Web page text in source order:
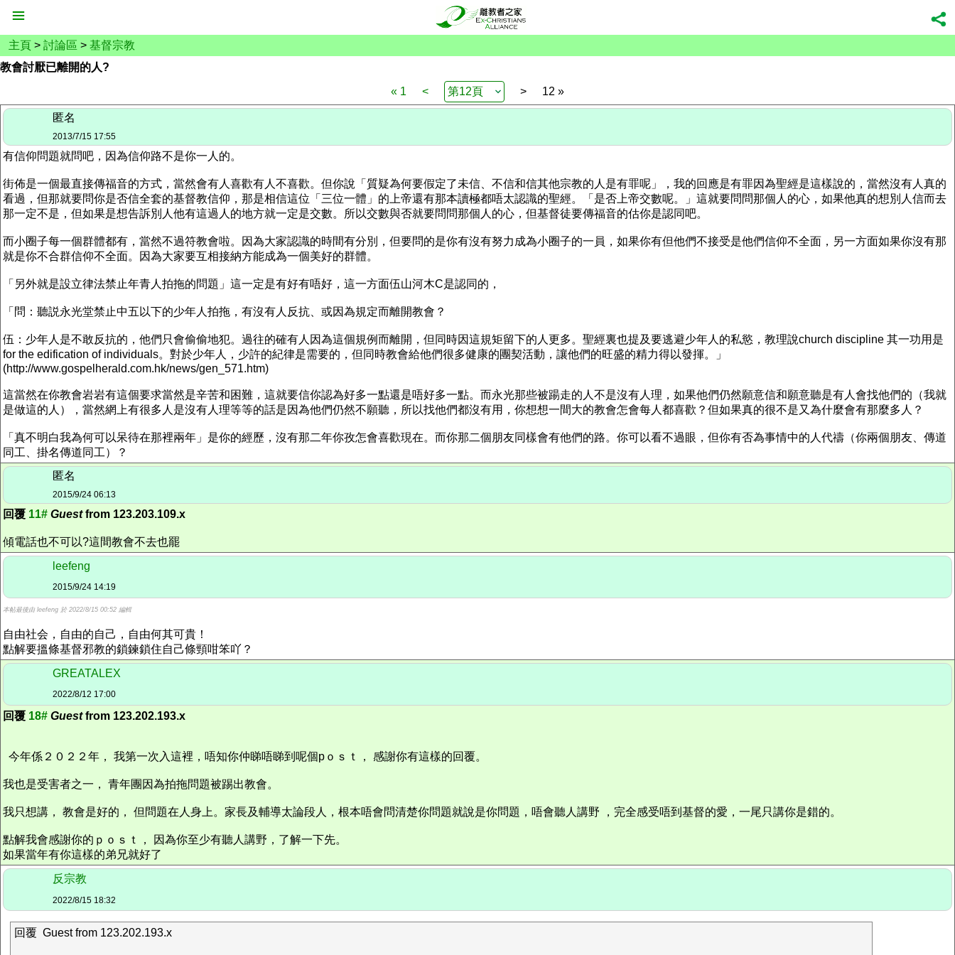
主頁 > 討論區 > 基督宗教
教會討厭已離開的人?
« 1
< > 12 »
匿名
2013/7/15 17:55
有信仰問題就問吧，因為信仰路不是你一人的。
街佈是一個最直接傳福音的方式，當然會有人喜歡有人不喜歡。但你說「質疑為何要假定了未信、不信和信其他宗教的人是有罪呢」，我的回應是有罪因為聖經是這樣說的，當然沒有人真的
看過，但那就要問你是否信全套的基督教信仰，那是相信這位「三位一體」的上帝還有那本讀極都唔太認識的聖經。「是否上帝交數呢。」這就要問問那個人的心，如果他真的想別人信而去
那一定不是，但如果是想告訴別人他有這過人的地方就一定是交數。所以交數與否就要問問那個人的心，但基督徒要傳福音的估你是認同吧。
而小圈子每一個群體都有，當然不過符教會啦。因為大家認識的時間有分別，但要問的是你有沒有努力成為小圈子的一員，如果你有但他們不接受是他們信仰不全面，另一方面如果你沒有那
就是你不合群信仰不全面。因為大家要互相接納方能成為一個美好的群體。
「另外就是設立律法禁止年青人拍拖的問題」這一定是有好有唔好，這一方面伍山河木C是認同的，
「問：聽説永光堂禁止中五以下的少年人拍拖，有沒有人反抗、或因為規定而離開教會？
伍：少年人是不敢反抗的，他們只會偷偷地犯。過往的確有人因為這個規例而離開，但同時因這規矩留下的人更多。聖經裏也提及要逃避少年人的私慾，教理說church discipline 其一功用是
for the edification of individuals。對於少年人，少許的紀律是需要的，但同時教會給他們很多健康的團契活動，讓他們的旺盛的精力得以發揮。」
(http://www.gospelherald.com.hk/news/gen_571.htm)
這當然在你教會岩岩有這個要求當然是辛苦和困難，這就要信你認為好多一點還是唔好多一點。而永光那些被踼走的人不是沒有人理，如果他們仍然願意信和願意聽是有人會找他們的（我就
是做這的人），當然網上有很多人是沒有人理等等的話是因為他們仍然不願聽，所以找他們都沒有用，你想想一間大的教會怎會每人都喜歡？但如果真的很不是又為什麼會有那麼多人？
「真不明白我為何可以呆待在那裡兩年」是你的經歷，沒有那二年你孜怎會喜歡現在。而你那二個朋友同樣會有他們的路。你可以看不過眼，但你有否為事情中的人代禱（你兩個朋友、傳道
同工、掛名傳道同工）？
匿名
2015/9/24 06:13
回覆 11# Guestfrom 123.203.109.x
傾電話也不可以?這間教會不去也罷
leefeng
2015/9/24 14:19
本帖最後由 leefeng 於 2022/8/15 00:52 編輯
自由社会，自由的自己，自由何其可貴！
點解要搵條基督邪教的鎖鍊鎖住自己條頸咁笨吖？
GREATALEX
2022/8/12 17:00
回覆 18# Guestfrom 123.202.193.x
今年係２０２２年， 我第一次入這裡，唔知你仲睇唔睇到呢個pｏｓｔ， 感謝你有這樣的回覆。
我也是受害者之一， 青年團因為拍拖問題被踢出教會。
我只想講， 教會是好的， 但問題在人身上。家長及輔導太論段人，根本唔會問清楚你問題就說是你問題，唔會聽人講野 ，完全感受唔到基督的愛，一尾只講你是錯的。
點解我會感謝你的ｐｏｓｔ， 因為你至少有聽人講野，了解一下先。
如果當年有你這樣的弟兄就好了
反宗教
2022/8/15 18:32
回覆 Guest from 123.202.193.x